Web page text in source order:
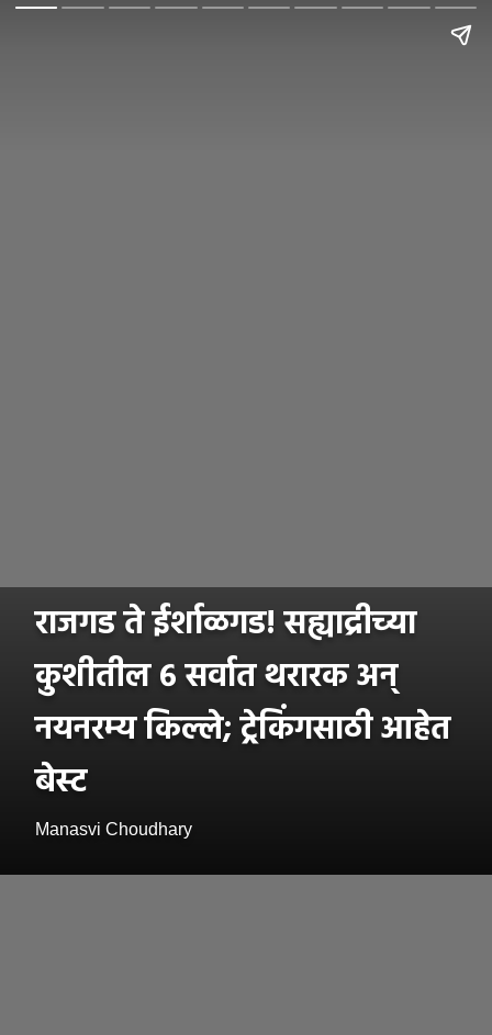
राजगड ते ईर्शाळगड! सह्याद्रीच्या
कुशीतील ६ सर्वात थरारक अन्
नयनरम्य किल्ले; ट्रेकिंगसाठी आहेत
बेस्ट
Manasvi Choudhary